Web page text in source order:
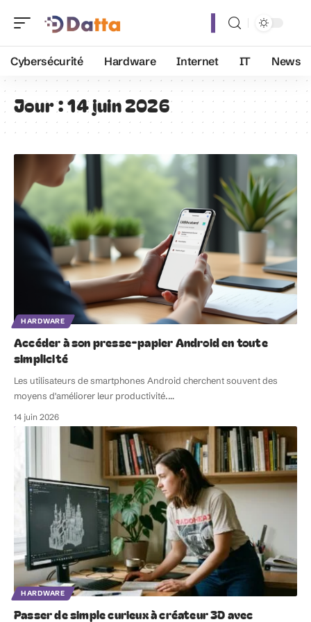
Cybersécurité Hardware Internet IT News
Jour :14 juin 2026
HARDWARE
Accéder à son presse-papier Android en toute
simplicité
Les utilisateurs de smartphones Android cherchent souvent des
moyens d'améliorer leur productivité.…
14 juin 2026
HARDWARE
Passer de simple curieux à créateur 3D avec